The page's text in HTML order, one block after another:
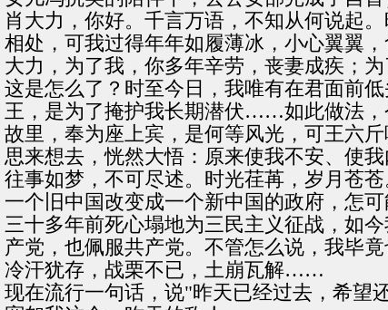
肖大力，你好。千言万语，不知从何说起
相处，可我过得年年如履薄冰，小心翼翼
大力，为了我，你多年辛劳，丧妻成疾；
这是怎么了？时至今日，我唯有在君面前
王，是为了掩护我长期潜伏……如此做法，
故里，奉为座上宾，是何等风光，可王六斤
思来想去，恍然大悟：原来使我不安、使
往事如梦，不可尽述。时光荏苒，岁月苍
一个旧中国改变成一个新中国的政府，怎可
三十多年前死心塌地为三民主义征战，如
产党，也佩服共产党。不管怎么说，我毕
冷汗犹存，战栗不已，土崩瓦解……
现在流行一句话，说"昨天已经过去，希望